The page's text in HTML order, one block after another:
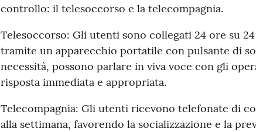
controllo: il telesoccorso e la telecompagnia.
Telesoccorso: Gli utenti sono collegati 24 ore su
tramite un apparecchio portatile con pulsante di
necessità, possono parlare in viva voce con gli
risposta immediata e appropriata.
Telecompagnia: Gli utenti ricevono telefonate di
alla settimana, favorendo la socializzazione e la